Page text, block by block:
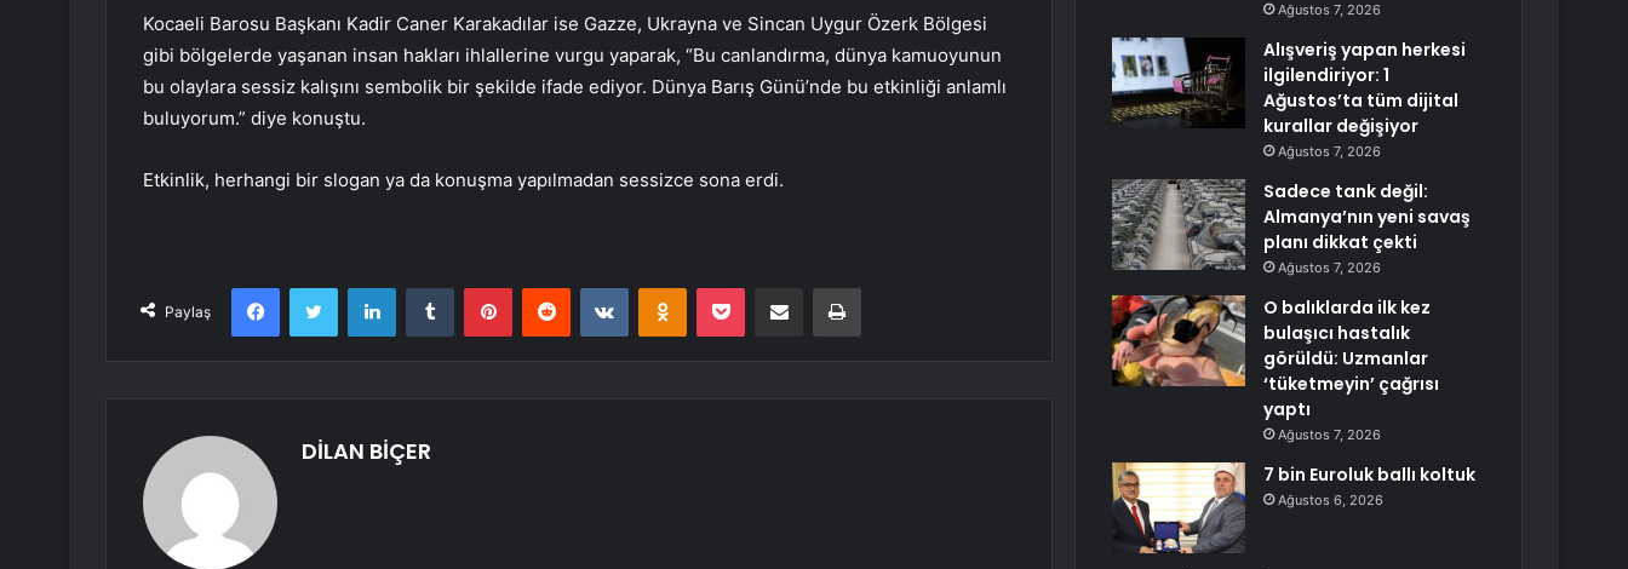
Kocaeli Barosu Başkanı Kadir Caner Karakadılar ise Gazze, Ukrayna ve Sincan Uygur Özerk Bölgesi
gibi bölgelerde yaşanan insan hakları ihlallerine vurgu yaparak, “Bu canlandırma, dünya kamuoyunun
bu olaylara sessiz kalışını sembolik bir şekilde ifade ediyor. Dünya Barış Günü’nde bu etkinliği anlamlı
buluyorum.” diye konuştu.
Etkinlik, herhangi bir slogan ya da konuşma yapılmadan sessizce sona erdi.
Paylaş
FacebookTwitter LinkedInTumblr PinterestReddit VKontakteOdnoklassniki
Pocket E-Posta ile paylaş Yazdır
DİLAN BİÇER
Ağustos 7, 2026
Alışveriş yapan herkesi
ilgilendiriyor: 1
Ağustos’ta tüm dijital
kurallar değişiyor
Ağustos 7, 2026
Sadece tank değil:
Almanya’nın yeni savaş
planı dikkat çekti
Ağustos 7, 2026
O balıklarda ilk kez
bulaşıcı hastalık
görüldü: Uzmanlar
‘tüketmeyin’ çağrısı
yaptı
Ağustos 7, 2026
7 bin Euroluk ballı koltuk
Ağustos 6, 2026